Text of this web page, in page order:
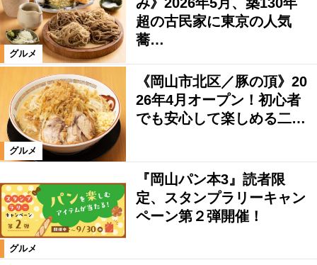
グルメ
超の古民家に東京の人気
蕎…
グルメ
《岡山市北区／豚の頂》20
26年4月オープン！初心者
でも安心して楽しめる二…
グルメ
『岡山パン本3』読者限
定、スタンプラリーキャン
ペーン第２弾開催！